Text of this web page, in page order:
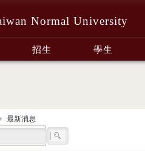
Normal University
招生 學生
最新消息